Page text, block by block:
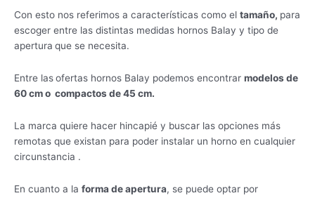
Con esto nos referimos a características como el tamaño, para
escoger entre las distintas medidas hornos Balay y tipo de
apertura que se necesita.
Entre lasofertas hornos Balay podemos encontrar modelos de
60 cm o compactos de 45 cm.
La marca quiere hacer hincapié y buscar las opciones más
remotas que existan para poder instalar un horno en cualquier
circunstancia .
En cuanto a la forma de apertura, se puede optar por